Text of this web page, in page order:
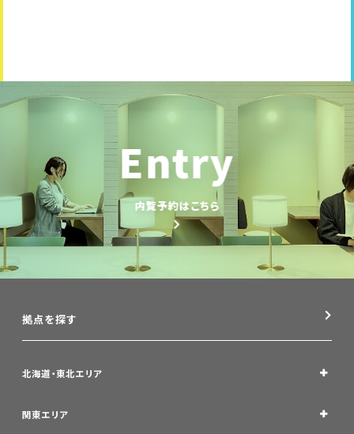
Entry
内覧予約はこちら
拠点を探す
北海道・東北エリア
関東エリア